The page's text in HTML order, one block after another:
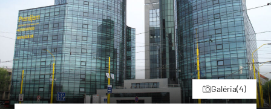
Galéria(4)